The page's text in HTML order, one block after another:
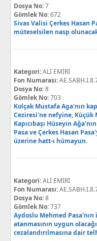
Dosya No:7
Gömlek No:672
Sivas Valisi Çerkes Hasan
müteselsilen nasp
Kategori:ALİ EMİRİ
Fon Numarası:
Dosya No:8
Gömlek No:703
Kolçak Mustafa Aga'nın
Ceziresi'ne nefyine, Küçük
Kapıcıbaşı Hüseyin
Pasa ve Çerkes Hasan
üzerine hatt-ı hümayun.
Kategori:ALİ EMİRİ
Fon Numarası:
Dosya No:8
Gömlek No:737
Aydoslu Mehmed Pasa'nın
atanmasının uygun
cezalandırılmasına dair